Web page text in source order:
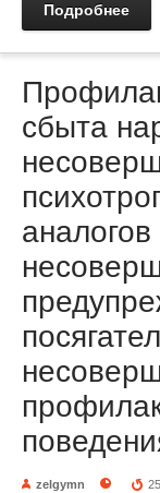
Подробнее
сбыта
zelgymn